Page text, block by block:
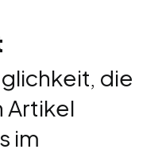
die
Artikel
im